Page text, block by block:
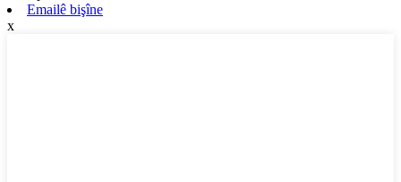
Emailê bişîne
x